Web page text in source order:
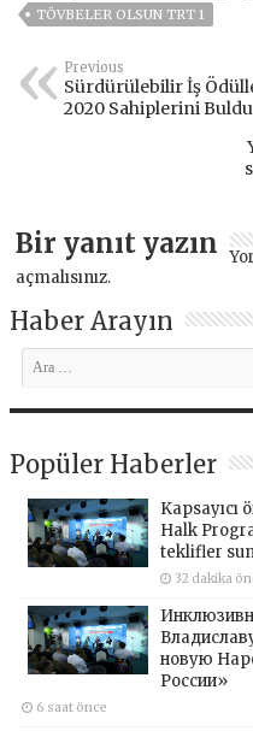
TÖVBELER OLSUN TRT 1
Previous
Sürdürülebilir İş
2020 Sahiplerini Buldu
Bir yanıt yazın
açmalısınız.
Haber Arayın
Popüler Haberler
Kapsayıcı
Halk
teklifler
32 dakika
новую
России»
6 saat önce